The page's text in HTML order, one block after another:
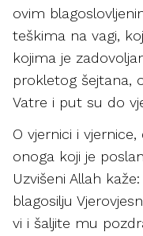
ovim
teškima na vagi,
kojima je
prokletog šejtana,
Vatre i put su do
O vjernici i
onoga koji je
Uzvišeni Allah
blagosilju
vi i šaljite mu